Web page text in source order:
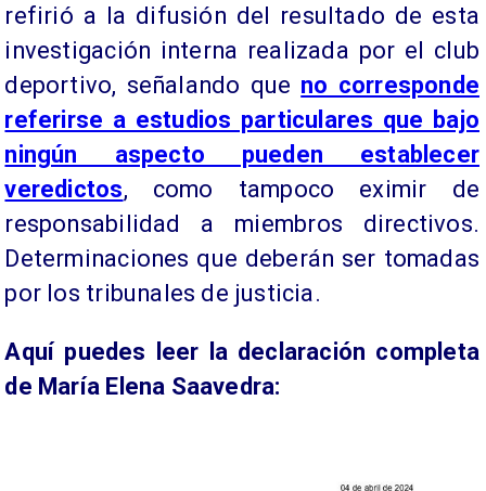
refirió a la difusión del resultado de esta
investigación interna realizada por el club
deportivo, señalando que no corresponde
referirse a estudios particulares que bajo
ningún aspecto pueden establecer
veredictos, como tampoco eximir de
responsabilidad a miembros directivos.
Determinaciones que deberán ser tomadas
por los tribunales de justicia.
Aquí puedes leer la declaración completa
de María Elena Saavedra: